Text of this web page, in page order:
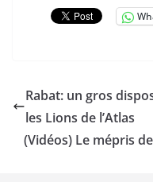
Rabat: un gros
les Lions de l’Atlas
(Vidéos) Le mépris